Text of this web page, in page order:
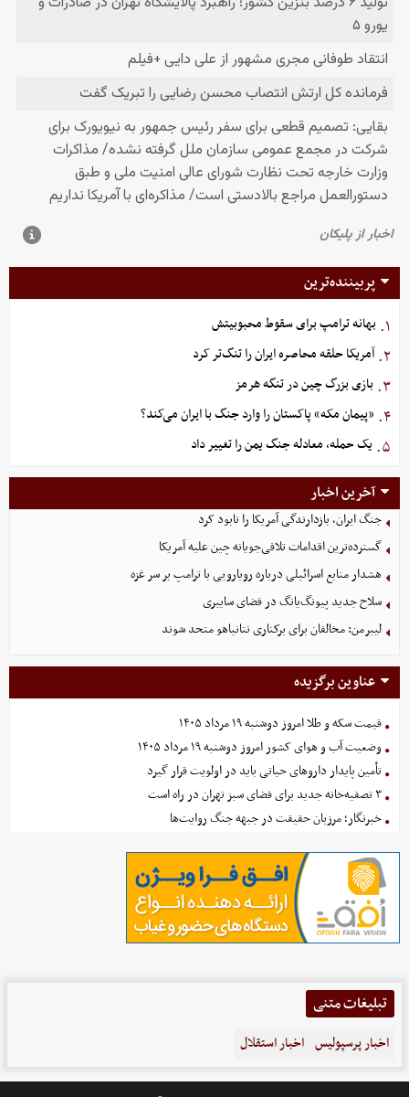
پربیننده‌ترین
۱. بهانه ترامپ برای سقوط محبوبیتش
۲. آمریکا حلقه محاصره ایران را تنگ‌تر کرد
۳. بازی بزرگ چین در تنگه هرمز
۴. «پیمان مکه» پاکستان را وارد جنگ با ایران می‌کند؟
۵. یک حمله، معادله جنگ یمن را تغییر داد
آخرین اخبار
جنگ ایران، بازدارندگی آمریکا را نابود کرد
گسترده‌ترین اقدامات تلافی‌جویانه چین علیه آمریکا
هشدار منابع اسرائیلی درباره رویارویی با ترامپ بر سر غزه
سلاح جدید پیونگ‌یانگ در فضای سایبری
لیبرمن: مخالفان برای برکناری نتانیاهو متحد شوند
عناوین برگزیده
قیمت سکه و طلا امروز دوشنبه ۱۹ مرداد ۱۴۰۵
وضعیت آب و هوای کشور امروز دوشنبه ۱۹ مرداد ۱۴۰۵
تأمین پایدار داروهای حیاتی باید در اولویت قرار گیرد
۳ تصفیه‌خانه جدید برای فضای سبز تهران در راه است
خبرنگار؛ مرزبان حقیقت در جبهه جنگ روایت‌ها
تبلیغات متنی
اخبار پرسپولیس اخبار استقلال